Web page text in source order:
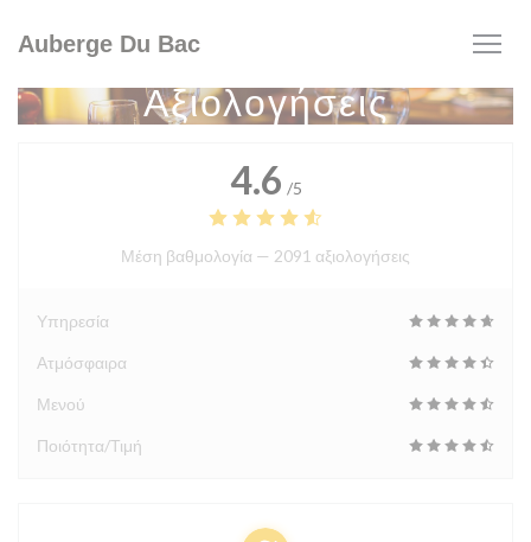
Auberge Du Bac
Αξιολογήσεις
4.6 /5
Μέση βαθμολογία — 2091 αξιολογήσεις
Υπηρεσία
Ατμόσφαιρα
Μενού
Ποιότητα/Τιμή